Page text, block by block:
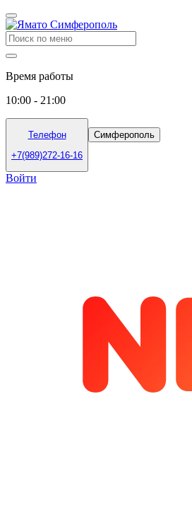
Время работы
10:00 - 21:00
Телефон
+7(989)272-16-16
Симферополь
Войти